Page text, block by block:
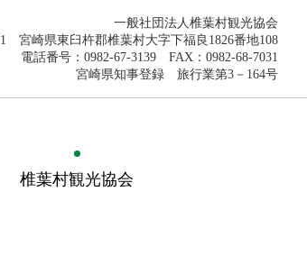
一般社団法人椎葉村観光協会
宮崎県東臼杵郡椎葉村大字下福良1826番地108
電話番号：0982-67-3139 FAX：0982-68-7031
宮崎県知事登録 旅行業第3－164号
椎葉村観光協会